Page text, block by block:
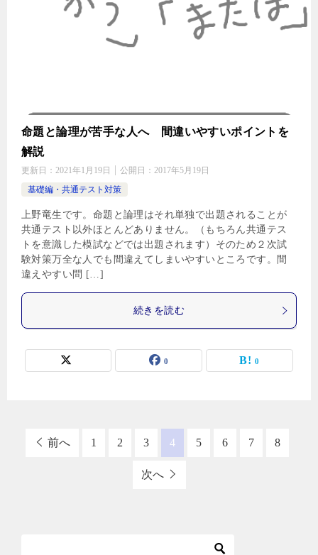
命題と論理が苦手な人へ 間違いやすいポイントを
解説
更新日： 2021年1月19日 公開日： 2017年5月19日
基礎編・共通テスト対策
上野竜生です。命題と論理はそれ単独で出題されることが
共通テスト以外ほとんどありません。（もちろん共通テス
トを意識した模試などでは出題されます）そのため２次試
験対策万全な人でも間違えてしまいやすいところです。間
違えやすい問 […]
続きを読む
0 0
前へ 1 2 3 4 5 6 7 8
次へ